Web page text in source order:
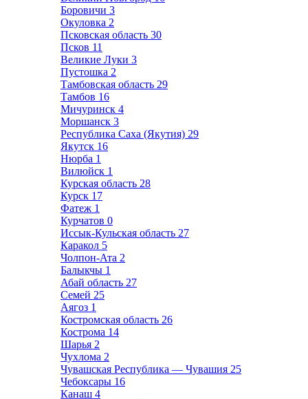
Боровичи 3
Окуловка 2
Псковская область 30
Псков 11
Великие Луки 3
Пустошка 2
Тамбовская область 29
Тамбов 16
Мичуринск 4
Моршанск 3
Республика Саха (Якутия) 29
Якутск 16
Нюрба 1
Вилюйск 1
Курская область 28
Курск 17
Фатеж 1
Курчатов 0
Иссык-Кульская область 27
Каракол 5
Чолпон-Ата 2
Балыкчы 1
Абай область 27
Семей 25
Аягоз 1
Костромская область 26
Кострома 14
Шарья 2
Чухлома 2
Чувашская Республика — Чувашия 25
Чебоксары 16
Канаш 4